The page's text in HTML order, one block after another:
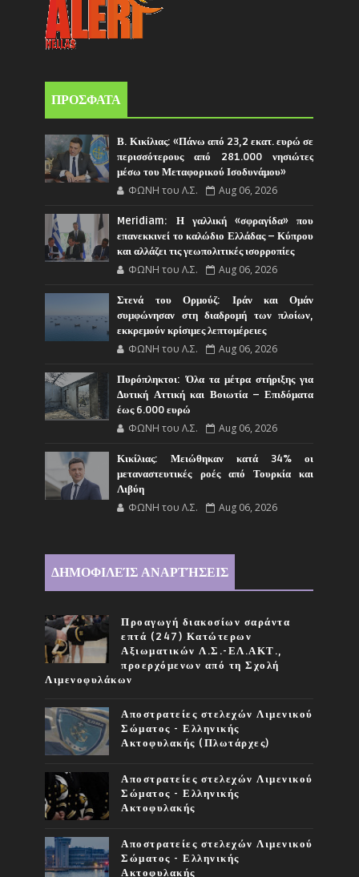
ΠΡΟΣΦΑΤΑ
Β. Κικίλιας: «Πάνω από 23,2 εκατ. ευρώ σε
περισσότερους από 281.000 νησιώτες
μέσω του Μεταφορικού Ισοδυνάμου»
ΦΩΝΗ του Λ.Σ. Aug 06, 2026
Meridiam: Η γαλλική «σφραγίδα» που
επανεκκινεί το καλώδιο Ελλάδας – Κύπρου
και αλλάζει τις γεωπολιτικές ισορροπίες
ΦΩΝΗ του Λ.Σ. Aug 06, 2026
Στενά του Ορμούζ: Ιράν και Ομάν
συμφώνησαν στη διαδρομή των πλοίων,
εκκρεμούν κρίσιμες λεπτομέρειες
ΦΩΝΗ του Λ.Σ. Aug 06, 2026
Πυρόπληκτοι: Όλα τα μέτρα στήριξης για
Δυτική Αττική και Βοιωτία – Επιδόματα
έως 6.000 ευρώ
ΦΩΝΗ του Λ.Σ. Aug 06, 2026
Κικίλιας: Μειώθηκαν κατά 34% οι
μεταναστευτικές ροές από Τουρκία και
Λιβύη
ΦΩΝΗ του Λ.Σ. Aug 06, 2026
ΔΗΜΟΦΙΛΕΊΣ ΑΝΑΡΤΉΣΕΙΣ
Προαγωγή διακοσίων σαράντα
επτά (247) Κατώτερων
Αξιωματικών Λ.Σ.-ΕΛ.ΑΚΤ.,
προερχόμενων από τη Σχολή
Λιμενοφυλάκων
Αποστρατείες στελεχών Λιμενικού
Σώματος - Ελληνικής
Ακτοφυλακής (Πλωτάρχες)
Αποστρατείες στελεχών Λιμενικού
Σώματος - Ελληνικής
Ακτοφυλακής
Αποστρατείες στελεχών Λιμενικού
Σώματος - Ελληνικής
Ακτοφυλακής